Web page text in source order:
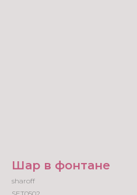
Шар в фонтане
sharoff